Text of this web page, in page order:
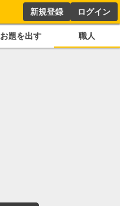
新規登録 ログイン
お題を出す 職人